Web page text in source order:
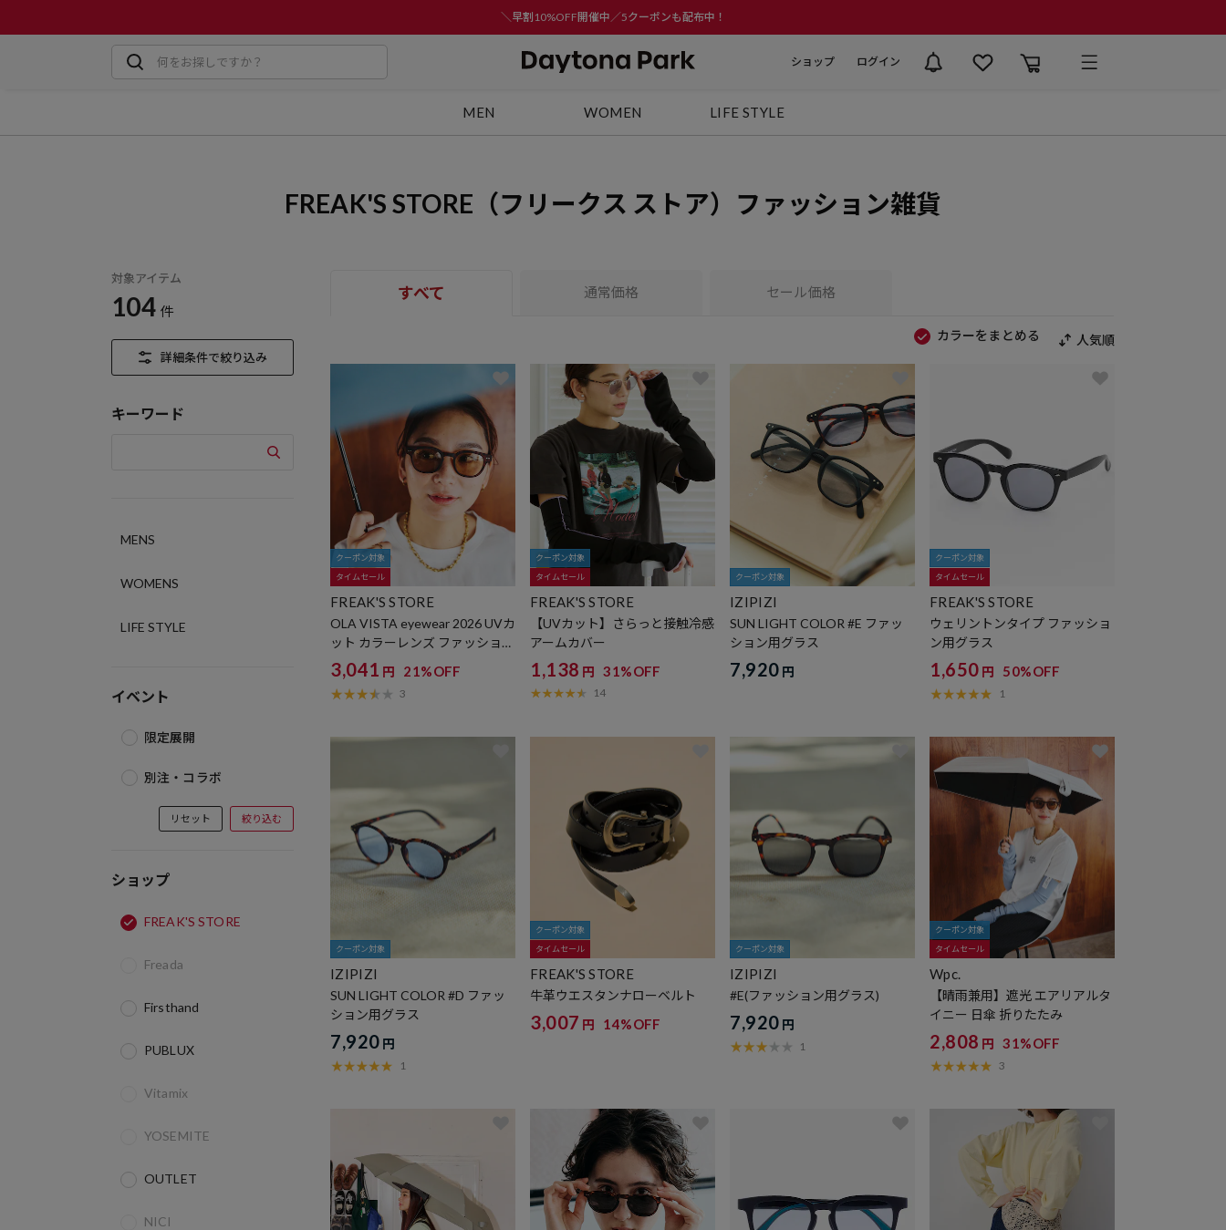
＼早割10%OFF開催中／5クーポンも配布中！
ショップ ログイン
MEN WOMEN LIFE STYLE
FREAK'S STORE（フリークス ストア）ファッション雑貨
対象アイテム
104 件
詳細条件で絞り込み
キーワード
MENS
WOMENS
LIFE STYLE
イベント
限定展開
別注・コラボ
リセット 絞り込む
ショップ
FREAK'S STORE
Freada
Firsthand
PUBLUX
Vitamix
YOSEMITE
OUTLET
NICI
すべて 通常価格 セール価格
カラーをまとめる 人気順
クーポン対象
タイムセール
FREAK'S STORE
OLA VISTA eyewear 2026 UVカ
ット カラーレンズ ファッション
用グラス
3,041 円 21%OFF
3
クーポン対象
タイムセール
FREAK'S STORE
【UVカット】さらっと接触冷感
アームカバー
1,138 円 31%OFF
14
クーポン対象
IZIPIZI
SUN LIGHT COLOR #E ファッ
ション用グラス
7,920 円
クーポン対象
タイムセール
FREAK'S STORE
ウェリントンタイプ ファッショ
ン用グラス
1,650 円 50%OFF
1
クーポン対象
IZIPIZI
SUN LIGHT COLOR #D ファッ
ション用グラス
7,920 円
1
クーポン対象
タイムセール
FREAK'S STORE
牛革ウエスタンナローベルト
3,007 円 14%OFF
クーポン対象
IZIPIZI
#E(ファッション用グラス)
7,920 円
1
クーポン対象
タイムセール
Wpc.
【晴雨兼用】遮光 エアリアルタ
イニー 日傘 折りたたみ
2,808 円 31%OFF
3